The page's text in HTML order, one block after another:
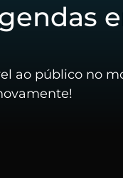
ao público no